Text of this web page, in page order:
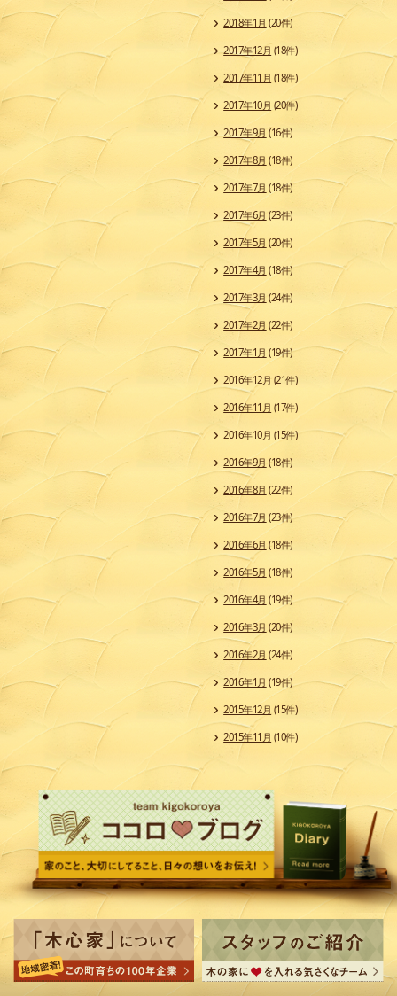
2018年1月 (20件)
2017年12月 (18件)
2017年11月 (18件)
2017年10月 (20件)
2017年9月 (16件)
2017年8月 (18件)
2017年7月 (18件)
2017年6月 (23件)
2017年5月 (20件)
2017年4月 (18件)
2017年3月 (24件)
2017年2月 (22件)
2017年1月 (19件)
2016年12月 (21件)
2016年11月 (17件)
2016年10月 (15件)
2016年9月 (18件)
2016年8月 (22件)
2016年7月 (23件)
2016年6月 (18件)
2016年5月 (18件)
2016年4月 (19件)
2016年3月 (20件)
2016年2月 (24件)
2016年1月 (19件)
2015年12月 (15件)
2015年11月 (10件)